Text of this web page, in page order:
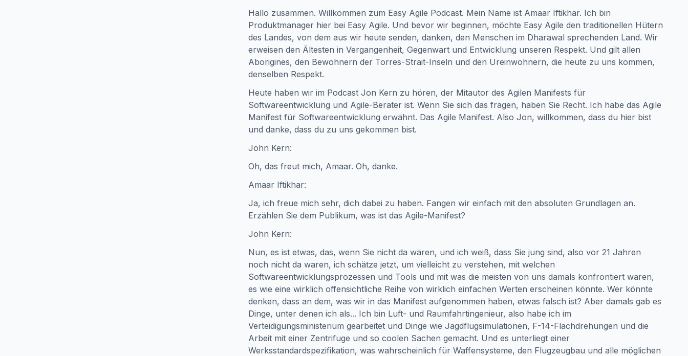
Hallo zusammen. Willkommen zum Easy Agile Podcast. Mein Name ist Amaar Iftikhar. Ich bin
Produktmanager hier bei Easy Agile. Und bevor wir beginnen, möchte Easy Agile den traditionellen Hütern
des Landes, von dem aus wir heute senden, danken, den Menschen im Dharawal sprechenden Land. Wir
erweisen den Ältesten in Vergangenheit, Gegenwart und Entwicklung unseren Respekt. Und gilt allen
Aborigines, den Bewohnern der Torres-Strait-Inseln und den Ureinwohnern, die heute zu uns kommen,
denselben Respekt.
Heute haben wir im Podcast Jon Kern zu hören, der Mitautor des Agilen Manifests für
Softwareentwicklung und Agile-Berater ist. Wenn Sie sich das fragen, haben Sie Recht. Ich habe das Agile
Manifest für Softwareentwicklung erwähnt. Das Agile Manifest. Also Jon, willkommen, dass du hier bist
und danke, dass du zu uns gekommen bist.
John Kern:
Oh, das freut mich, Amaar. Oh, danke.
Amaar Iftikhar:
Ja, ich freue mich sehr, dich dabei zu haben. Fangen wir einfach mit den absoluten Grundlagen an.
Erzählen Sie dem Publikum, was ist das Agile-Manifest?
John Kern:
Nun, es ist etwas, das, wenn Sie nicht da wären, und ich weiß, dass Sie jung sind, also vor 21 Jahren
noch nicht da waren, ich schätze jetzt, um vielleicht zu verstehen, mit welchen
Softwareentwicklungsprozessen und Tools und mit was die meisten von uns damals konfrontiert waren,
es wie eine wirklich offensichtliche Reihe von wirklich einfachen Werten erscheinen könnte. Wer könnte
denken, dass an dem, was wir in das Manifest aufgenommen haben, etwas falsch ist? Aber damals gab es
Dinge, unter denen ich als... Ich bin Luft- und Raumfahrtingenieur, also habe ich im
Verteidigungsministerium gearbeitet und Dinge wie Jagdflugsimulationen, F-14-Flachdrehungen und die
Arbeit mit einer Zentrifuge und so coolen Sachen gemacht. Und es unterliegt einer
Werksstandardspezifikation, was wahrscheinlich für Waffensysteme, den Flugzeugbau und alle möglichen